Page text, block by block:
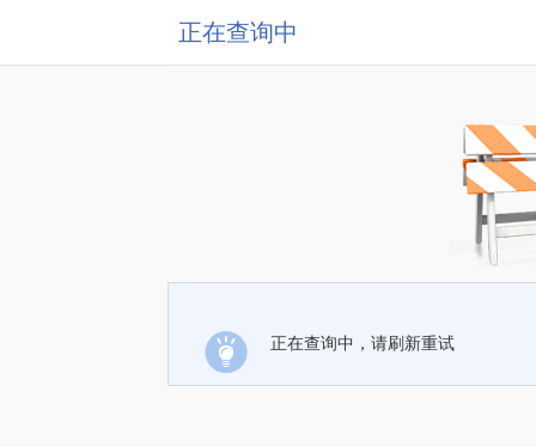
正在查询中
正在查询中，请刷新重试